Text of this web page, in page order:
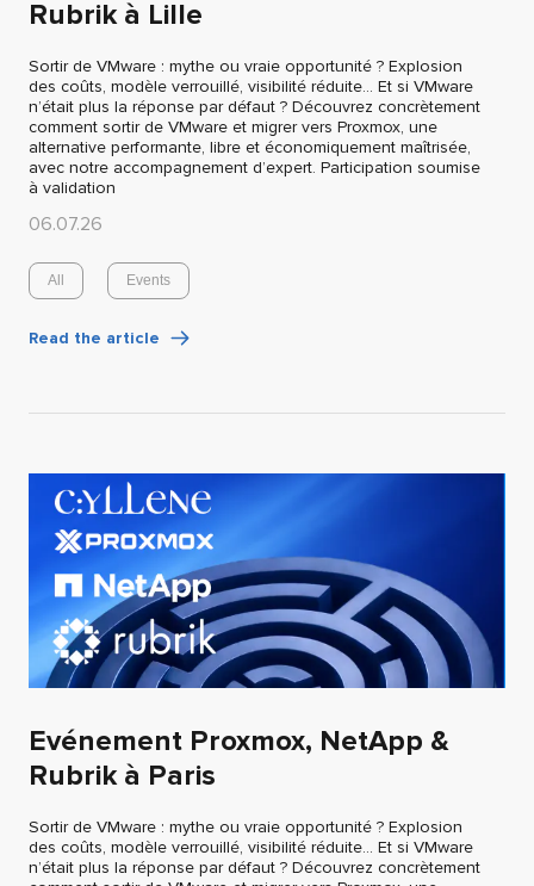
Rubrik à Lille
Sortir de VMware : mythe ou vraie opportunité ? Explosion
des coûts, modèle verrouillé, visibilité réduite… Et si VMware
n’était plus la réponse par défaut ? Découvrez concrètement
comment sortir de VMware et migrer vers Proxmox, une
alternative performante, libre et économiquement maîtrisée,
avec notre accompagnement d’expert. Participation soumise
à validation
06.07.26
All Events
Read the article
Evénement Proxmox, NetApp &
Rubrik à Paris
Sortir de VMware : mythe ou vraie opportunité ? Explosion
des coûts, modèle verrouillé, visibilité réduite… Et si VMware
n’était plus la réponse par défaut ? Découvrez concrètement